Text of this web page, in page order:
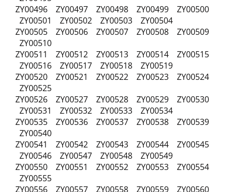
ZY00496 ZY00497 ZY00498 ZY00499 ZY00500
ZY00501 ZY00502 ZY00503 ZY00504
ZY00505 ZY00506 ZY00507 ZY00508 ZY00509
ZY00510
ZY00511 ZY00512 ZY00513 ZY00514 ZY00515
ZY00516 ZY00517 ZY00518 ZY00519
ZY00520 ZY00521 ZY00522 ZY00523 ZY00524
ZY00525
ZY00526 ZY00527 ZY00528 ZY00529 ZY00530
ZY00531 ZY00532 ZY00533 ZY00534
ZY00535 ZY00536 ZY00537 ZY00538 ZY00539
ZY00540
ZY00541 ZY00542 ZY00543 ZY00544 ZY00545
ZY00546 ZY00547 ZY00548 ZY00549
ZY00550 ZY00551 ZY00552 ZY00553 ZY00554
ZY00555
ZY00556 ZY00557 ZY00558 ZY00559 ZY00560